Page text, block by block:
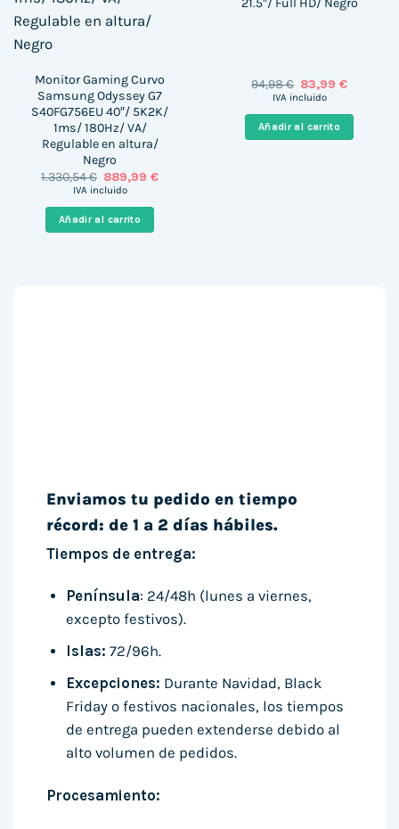
Monitor Gaming Curvo
Samsung Odyssey G7
S40FG756EU 40″/ 5K2K/
1ms/ 180Hz/ VA/
Regulable en altura/
Negro
1.330,54€ El
precio
era:
1.330,54 €.
889,99€El
IVA incluido
Añadir al carrito
94,98€ El
precio
era:
94,98 €.
83,99€El
es:
IVA incluido
Añadir al carrito
Enviamos tu pedido en tiempo
récord: de 1 a 2 días hábiles.
Tiempos de entrega:
Península: 24/48h (lunes a viernes,
excepto festivos).
Islas: 72/96h.
Excepciones: Durante Navidad, Black
Friday o festivos nacionales, los tiempos
de entrega pueden extenderse debido al
alto volumen de pedidos.
Procesamiento: